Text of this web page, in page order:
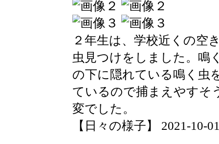
２年生は、学校近くの空
虫見つけをしました。鳴
の下に隠れている鳴く虫
ているので捕まえやすそ
変でした。
【日々の様子】 2021-10-